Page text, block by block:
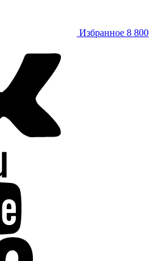
Избранное 8 800